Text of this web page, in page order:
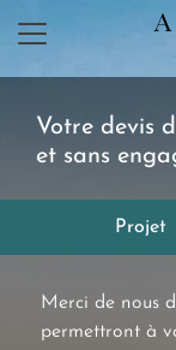
×
Votre devis
et sans
Projet
Merci de nous
permettront à